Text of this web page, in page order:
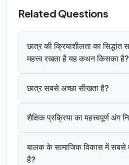
Related Questions
छात्र की क्रियाशीलता का सिद्धांत
महत्त्व रखता है यह कथन किसका है?
छात्र सबसे अच्छा सीखता है?
शैक्षिक प्रक्रिया का महत्त्वपूर्ण अंग
बालक के सामाजिक विकास में सबसे
है?